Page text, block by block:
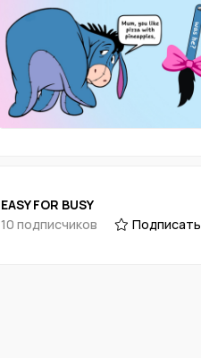
EASY FOR BUSY
10 подписчиков